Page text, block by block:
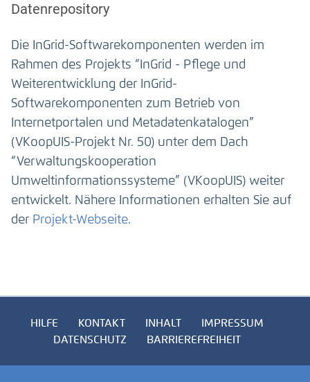
Datenrepository
Die InGrid-Softwarekomponenten werden im
Rahmen des Projekts “InGrid - Pflege und
Weiterentwicklung der InGrid-
Softwarekomponenten zum Betrieb von
Internetportalen und Metadatenkatalogen”
(VKoopUIS-Projekt Nr. 50) unter dem Dach
“Verwaltungskooperation
Umweltinformationssysteme” (VKoopUIS) weiter
entwickelt. Nähere Informationen erhalten Sie auf
der Projekt-Webseite.
HILFE KONTAKT INHALT
IMPRESSUM
DATENSCHUTZ
BARRIEREFREIHEIT